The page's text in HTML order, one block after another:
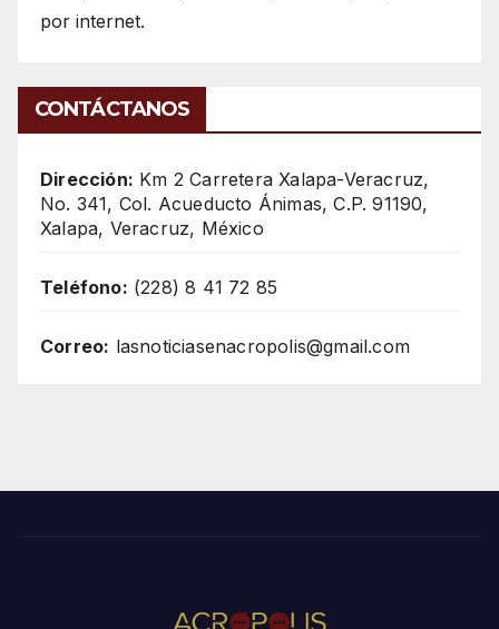
por internet.
CONTÁCTANOS
Dirección: Km 2 Carretera Xalapa-Veracruz,
No. 341, Col. Acueducto Ánimas, C.P. 91190,
Xalapa, Veracruz, México
Teléfono: (228) 8 41 72 85
Correo: lasnoticiasenacropolis@gmail.com